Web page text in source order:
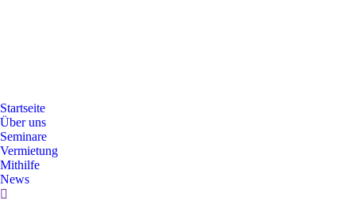
Startseite
Über uns
Seminare
Vermietung
Mithilfe
News
Search: